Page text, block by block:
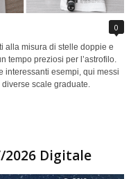
0
alla misura di stelle doppie e
tempo preziosi per l’astrofilo.
interessanti esempi, qui messi
scale graduate.
2026 Digitale